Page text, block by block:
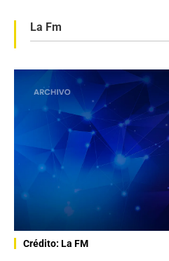
La Fm
Crédito: La FM